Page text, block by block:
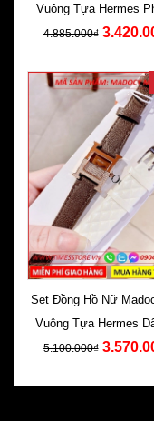
Vuông Tựa Hermes
Dây Da Đen
4.885.000₫
Set Đồng Hồ Nữ
Vuông Tựa Hermes
Nâu
5.100.000₫